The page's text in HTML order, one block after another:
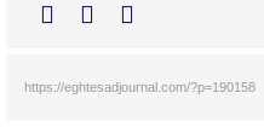
https://eghtesadjournal.com/?p=190158